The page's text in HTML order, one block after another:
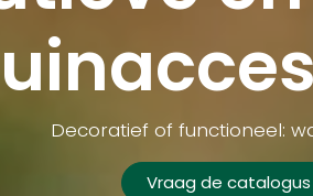
Decoratief of functioneel:
Vraag de